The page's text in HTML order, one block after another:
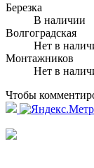
Березка
В наличии
Волгоградская
Нет в
Монтажников
Нет в
Чтобы